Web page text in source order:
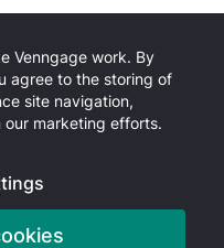
Venngage work. By
agree to the storing of
site navigation,
our marketing efforts.